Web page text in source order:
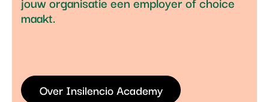
maakt.
Over Insilencio Academy